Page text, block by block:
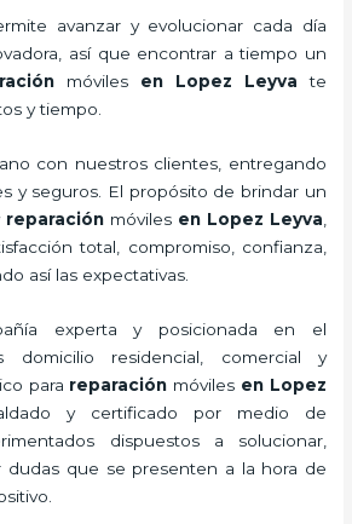
avanzar y evolucionar cada día
así que encontrar a tiempo un
móviles en Lopez Leyva te
y tiempo.
con nuestros clientes, entregando
y seguros. El propósito de brindar un
reparación móviles en Lopez Leyva
total, compromiso, confianza,
así las expectativas.
experta y posicionada en el
domicilio residencial, comercial y
para reparación móviles en Lopez
y certificado por medio de
dispuestos a solucionar,
dudas que se presenten a la hora de